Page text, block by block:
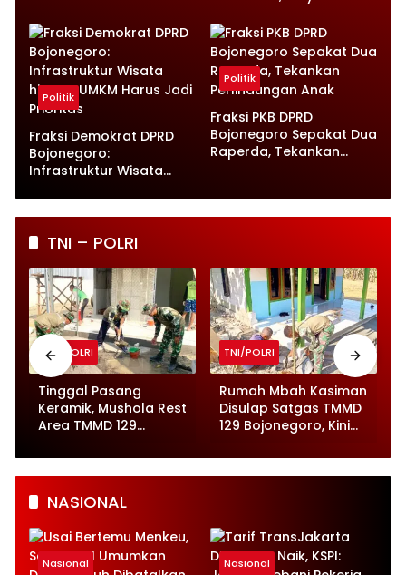
Anak
Instruksi
Politik
Fraksi Demokrat DPRD
Bojonegoro:
Infrastruktur Wisata
Politik
Fraksi PKB DPRD
Bojonegoro Sepakat Dua
Raperda, Tekankan
TNI – POLRI
TNI/POLRI
Tinggal Pasang
Keramik, Mushola Rest
Area TMMD 129
Dibuka
TNI/POLRI
Rumah Mbah Kasiman
Disulap Satgas TMMD
129 Bojonegoro, Kini
NASIONAL
Nasional Nasional